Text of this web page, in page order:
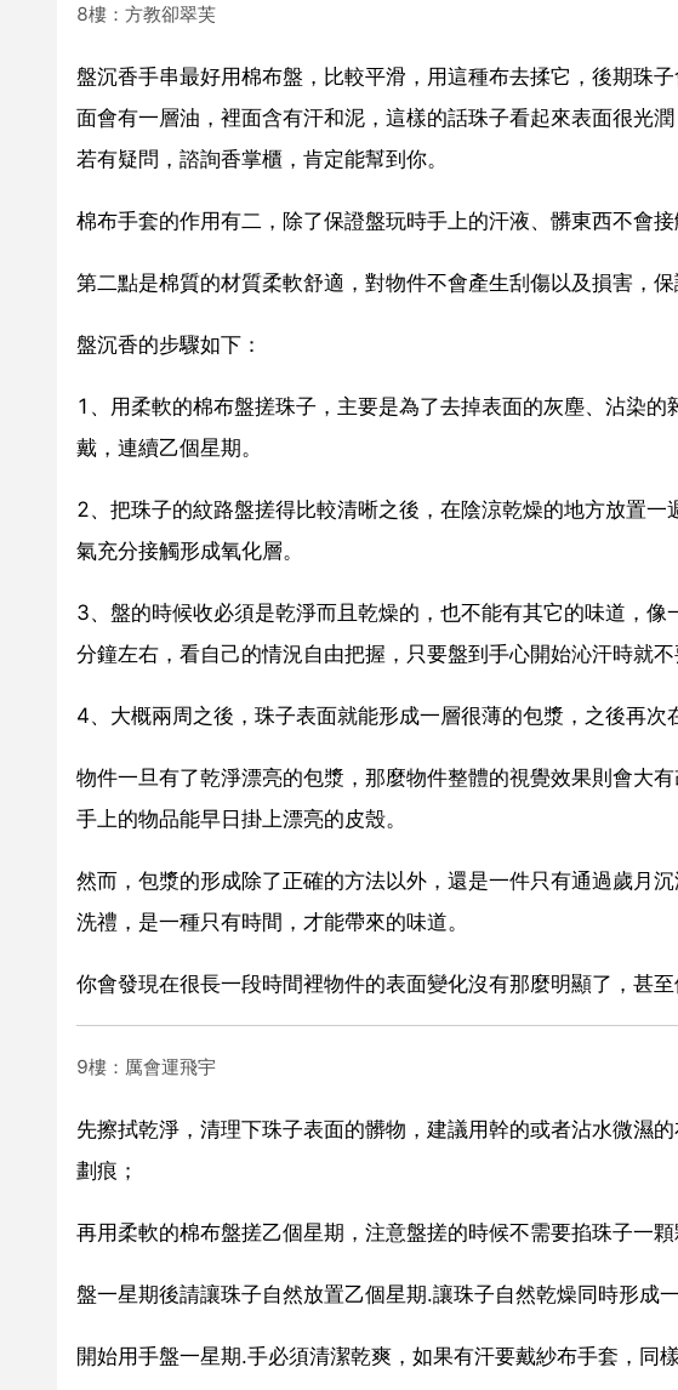
8樓：方教卻翠芙
盤沉香手串最好用棉布盤，比較平滑，用這種布去揉它，後期珠
面會有一層油，裡面含有汗和泥，這樣的話珠子看起來表面很光
若有疑問，諮詢香掌櫃，肯定能幫到你。
棉布手套的作用有二，除了保證盤玩時手上的汗液、髒東西不會接
第二點是棉質的材質柔軟舒適，對物件不會產生刮傷以及損害，保
盤沉香的步驟如下：
1、用柔軟的棉布盤搓珠子，主要是為了去掉表面的灰塵、沾染
戴，連續乙個星期。
2、把珠子的紋路盤搓得比較清晰之後，在陰涼乾燥的地方放置
氣充分接觸形成氧化層。
3、盤的時候收必須是乾淨而且乾燥的，也不能有其它的味道，
分鐘左右，看自己的情況自由把握，只要盤到手心開始沁汗時就不
4、大概兩周之後，珠子表面就能形成一層很薄的包漿，之後再次
物件一旦有了乾淨漂亮的包漿，那麼物件整體的視覺效果則會大
手上的物品能早日掛上漂亮的皮殼。
然而，包漿的形成除了正確的方法以外，還是一件只有通過歲月
洗禮，是一種只有時間，才能帶來的味道。
你會發現在很長一段時間裡物件的表面變化沒有那麼明顯了，甚
9樓：厲會運飛宇
先擦拭乾淨，清理下珠子表面的髒物，建議用幹的或者沾水微濕
劃痕；
再用柔軟的棉布盤搓乙個星期，注意盤搓的時候不需要掐珠子一
盤一星期後請讓珠子自然放置乙個星期.讓珠子自然乾燥同時形成
開始用手盤一星期.手必須清潔乾爽，如果有汗要戴紗布手套，同